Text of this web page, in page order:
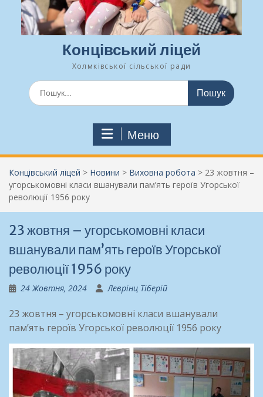
Концівський ліцей
Холмківської сільської ради
Шукати:
Меню
Концівський ліцей > Новини > Виховна робота > 23 жовтня –
угорськомовні класи вшанували пам’ять героїв Угорської
революції 1956 року
23 жовтня – угорськомовні класи
вшанували пам’ять героїв Угорської
революції 1956 року
24 Жовтня, 2024 Леврінц Тіберій
23 жовтня – угорськомовні класи вшанували
пам’ять героїв Угорської революції 1956 року